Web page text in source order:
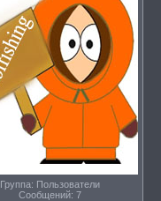
Группа: Пользователи
Сообщений: 7